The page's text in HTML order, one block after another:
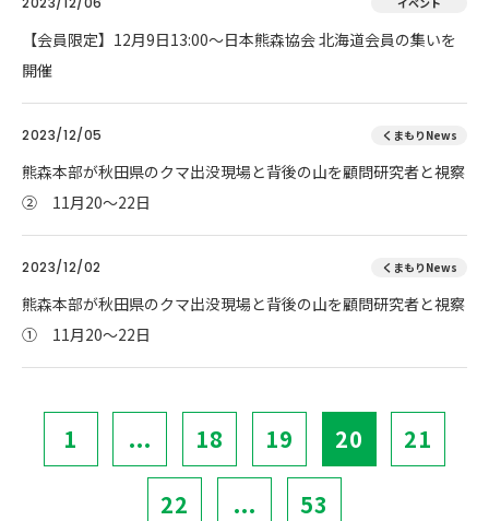
【会員限定】12月9日13:00～日本熊森協会 北海道会員の集いを
開催
2023/12/05 くまもりNews
熊森本部が秋田県のクマ出没現場と背後の山を顧問研究者と視察
② 11月20～22日
2023/12/02 くまもりNews
熊森本部が秋田県のクマ出没現場と背後の山を顧問研究者と視察
① 11月20～22日
1 ... 18 19 20 21
22 ... 53